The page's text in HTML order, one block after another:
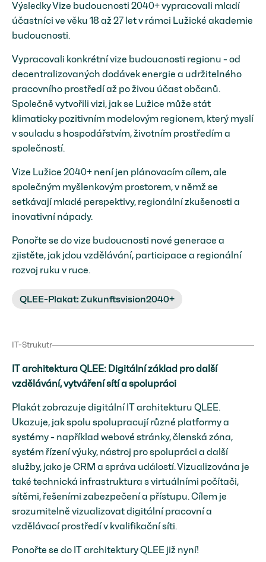
Výsledky Vize budoucnosti 2040+ vypracovali mladí
účastníci ve věku 18 až 27 let v rámci Lužické akademie
budoucnosti.
Vypracovali konkrétní vize budoucnosti regionu - od
decentralizovaných dodávek energie a udržitelného
pracovního prostředí až po živou účast občanů.
Společně vytvořili vizi, jak se Lužice může stát
klimaticky pozitivním modelovým regionem, který myslí
v souladu s hospodářstvím, životním prostředím a
společností.
Vize Lužice 2040+ není jen plánovacím cílem, ale
společným myšlenkovým prostorem, v němž se
setkávají mladé perspektivy, regionální zkušenosti a
inovativní nápady.
Ponořte se do vize budoucnosti nové generace a
zjistěte, jak jdou vzdělávání, participace a regionální
rozvoj ruku v ruce.
QLEE-Plakat: Zukunftsvision2040+
IT-Strukutr
IT architektura QLEE: Digitální základ pro další
vzdělávání, vytváření sítí a spolupráci
Plakát zobrazuje digitální IT architekturu QLEE.
Ukazuje, jak spolu spolupracují různé platformy a
systémy - například webové stránky, členská zóna,
systém řízení výuky, nástroj pro spolupráci a další
služby, jako je CRM a správa událostí. Vizualizována je
také technická infrastruktura s virtuálními počítači,
sítěmi, řešeními zabezpečení a přístupu. Cílem je
srozumitelně vizualizovat digitální pracovní a
vzdělávací prostředí v kvalifikační síti.
Ponořte se do IT architektury QLEE již nyní!